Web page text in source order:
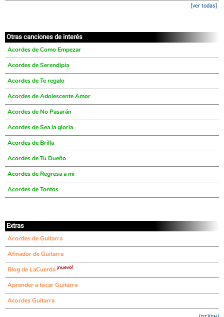
[ver todas]
Otras canciones de interés
Acordes de Como Empezar
Acordes de Serendipia
Acordes de Te regalo
Acordes de Adolescente Amor
Acordes de No Pasarán
Acordes de Sea la gloria
Acordes de Brilla
Acordes de Tu Dueño
Acordes de Regresa a mi
Acordes de Tontos
Extras
Acordes de Guitarra
Afinador de Guitarra
Blog de LaCuerda ¡nuevo!
Aprender a tocar Guitarra
Acordes Guitarra